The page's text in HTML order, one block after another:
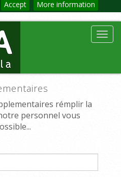
Accept More information
rémplir la
personnel vous